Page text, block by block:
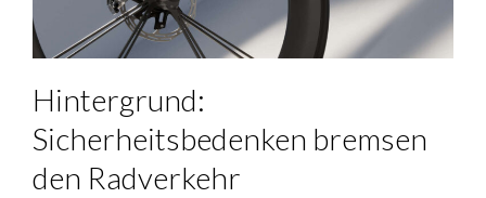
Hintergrund:
Sicherheitsbedenken bremsen
den Radverkehr